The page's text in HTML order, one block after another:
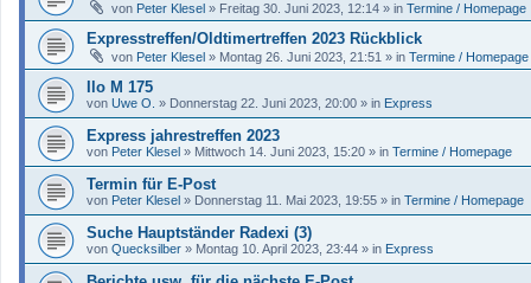
von Peter Klesel » Freitag 30. Juni 2023, 12:14 » in Termine / Homepage
Expresstreffen/Oldtimertreffen 2023 Rückblick
von Peter Klesel » Montag 26. Juni 2023, 21:51 » in Termine / Homepage
Ilo M 175
von Uwe O. » Donnerstag 22. Juni 2023, 20:00 » in Express
Express jahrestreffen 2023
von Peter Klesel » Mittwoch 14. Juni 2023, 15:20 » in Termine / Homepage
Termin für E-Post
von Peter Klesel » Donnerstag 11. Mai 2023, 19:55 » in Termine / Homepage
Suche Hauptständer Radexi (3)
von Quecksilber » Montag 10. April 2023, 23:44 » in Express